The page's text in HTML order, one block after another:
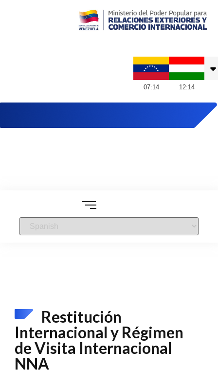
07:14 12:14
Restitución
Internacional y Régimen
de Visita Internacional
NNA